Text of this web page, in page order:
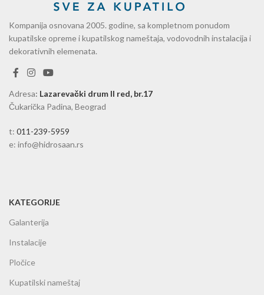
Kompanija osnovana 2005. godine, sa kompletnom ponudom
kupatilske opreme i kupatilskog nameštaja, vodovodnih instalacija i
dekorativnih elemenata.
Adresa: Lazarevački drum II red, br.17
Čukarička Padina, Beograd
t: 011-239-5959
e: info@hidrosaan.rs
KATEGORIJE
Galanterija
Instalacije
Pločice
Kupatilski nameštaj